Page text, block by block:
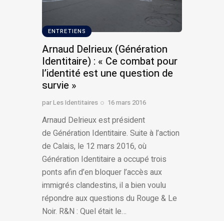
ENTRETIENS
Arnaud Delrieux (Génération
Identitaire) : « Ce combat pour
l’identité est une question de
survie »
parLes Identitaires 16 mars 2016
Arnaud Delrieux est président
de Génération Identitaire. Suite à l’action
de Calais, le 12 mars 2016, où
Génération Identitaire a occupé trois
ponts afin d’en bloquer l’accès aux
immigrés clandestins, il a bien voulu
répondre aux questions du Rouge & Le
Noir. R&N : Quel était le…